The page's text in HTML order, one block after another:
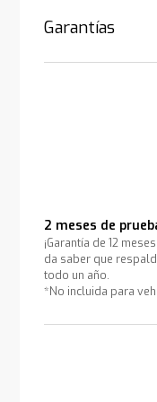
Garantías
2 meses de
¡Garantía de 12
da saber que
todo un año.
*No incluida para